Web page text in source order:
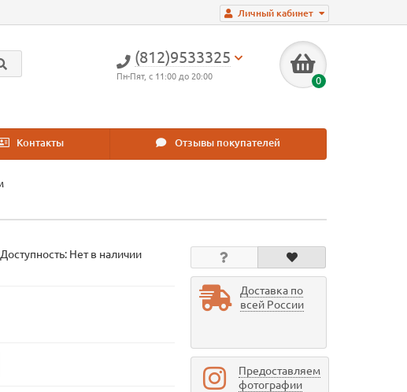
Личный кабинет
(812)9533325
Пн-Пят, с 11:00 до 20:00 0
Контакты Отзывы покупателей
Доступность: Нет в наличии
Доставка по
всей России
Предоставляем
фотографии